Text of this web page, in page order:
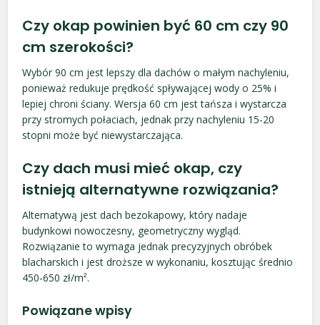
Czy okap powinien być 60 cm czy 90
cm szerokości?
Wybór 90 cm jest lepszy dla dachów o małym nachyleniu,
ponieważ redukuje prędkość spływającej wody o 25% i
lepiej chroni ściany. Wersja 60 cm jest tańsza i wystarcza
przy stromych połaciach, jednak przy nachyleniu 15-20
stopni może być niewystarczająca.
Czy dach musi mieć okap, czy
istnieją alternatywne rozwiązania?
Alternatywą jest dach bezokapowy, który nadaje
budynkowi nowoczesny, geometryczny wygląd.
Rozwiązanie to wymaga jednak precyzyjnych obróbek
blacharskich i jest droższe w wykonaniu, kosztując średnio
450-650 zł/m².
Powiązane wpisy